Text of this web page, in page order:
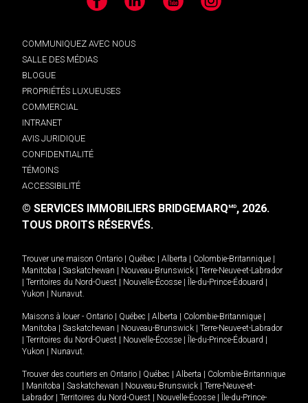
Facebook LinkedIn YouTube Instagram
COMMUNIQUEZ AVEC NOUS
SALLE DES MÉDIAS
BLOGUE
PROPRIÉTÉS LUXUEUSES
COMMERCIAL
INTRANET
AVIS JURIDIQUE
CONFIDENTIALITÉ
TÉMOINS
ACCESSIBILITÉ
© SERVICES IMMOBILIERS BRIDGEMARQMD, 2026.
TOUS DROITS RÉSERVÉS.
Trouver une maison Ontario Québec Alberta Colombie-Britannique
Manitoba
Saskatchewan Nouveau-Brunswick
Terre-Neuve-et-Labrador
Territoires du Nord-Ouest Nouvelle-Écosse Île-du-Prince-Édouard
Yukon
Nunavut.
Maisons à louer - Ontario Québec Alberta Colombie-Britannique
Manitoba
Saskatchewan Nouveau-Brunswick
Terre-Neuve-et-Labrador
Territoires du Nord-Ouest Nouvelle-Écosse Île-du-Prince-Édouard
Yukon
Nunavut.
Trouver des courtiers en Ontario Québec Alberta
Colombie-Britannique
Manitoba Saskatchewan Nouveau-Brunswick
Terre-Neuve-et-
Labrador
Territoires du Nord-Ouest Nouvelle-Écosse
Île-du-Prince-